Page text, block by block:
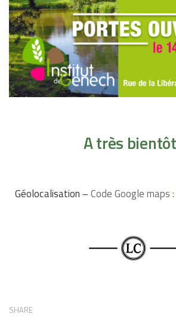
A très
Géolocalisation –Code Google maps :
SHARE